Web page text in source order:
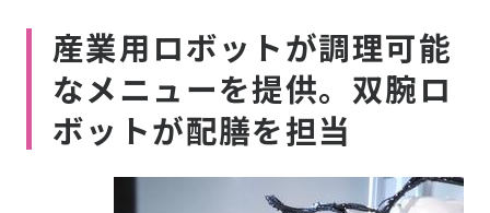
産業用ロボットが調理可能
なメニューを提供。双腕ロ
ボットが配膳を担当